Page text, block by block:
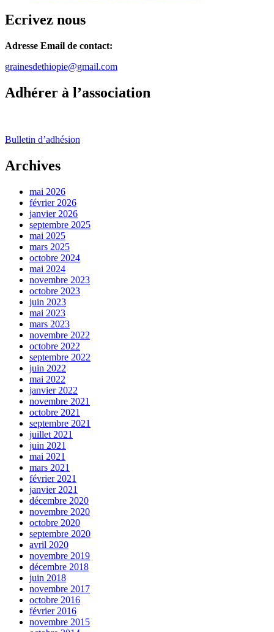
Ecrivez nous
Adresse Email de contact:
grainesdethiopie@gmail.com
Adhérer à l’association
Bulletin d’adhésion
Archives
mai 2026
février 2026
janvier 2026
septembre 2025
mai 2025
mars 2025
octobre 2024
mai 2024
novembre 2023
octobre 2023
juin 2023
mai 2023
mars 2023
novembre 2022
octobre 2022
septembre 2022
juin 2022
mai 2022
janvier 2022
novembre 2021
octobre 2021
septembre 2021
juillet 2021
juin 2021
mai 2021
mars 2021
février 2021
janvier 2021
décembre 2020
novembre 2020
octobre 2020
septembre 2020
avril 2020
novembre 2019
décembre 2018
juin 2018
novembre 2017
octobre 2016
février 2016
novembre 2015